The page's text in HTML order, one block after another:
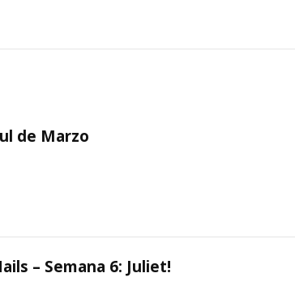
de Marzo
– Semana 6: Juliet!